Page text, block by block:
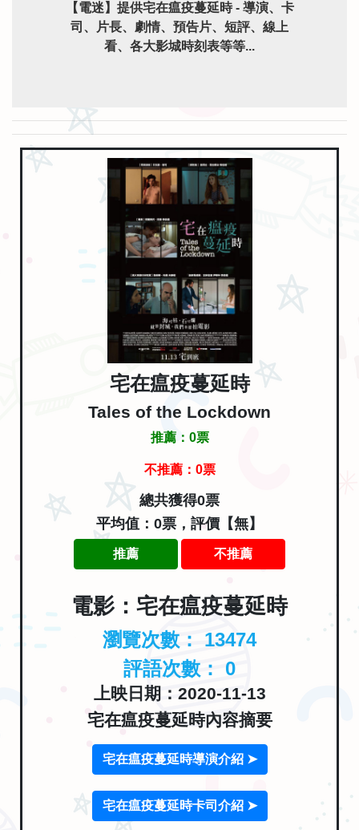
【電迷】提供宅在瘟疫蔓延時 - 導演、卡
司、片長、劇情、預告片、短評、線上
看、各大影城時刻表等等...
宅在瘟疫蔓延時
Tales of the Lockdown
推薦： 0票
不推薦： 0票
總共獲得0票
平均值：0票，評價【無】
推薦 不推薦
電影：宅在瘟疫蔓延時
瀏覽次數： 13474
評語次數： 0
上映日期：2020-11-13
宅在瘟疫蔓延時內容摘要
宅在瘟疫蔓延時導演介紹 ➤
宅在瘟疫蔓延時卡司介紹 ➤